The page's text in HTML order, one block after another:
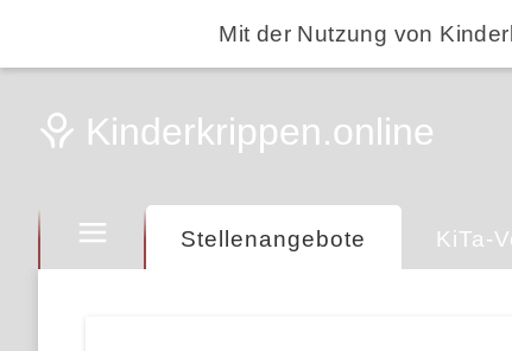
Mit der Nutzung von
Stellenangebote KiTa-